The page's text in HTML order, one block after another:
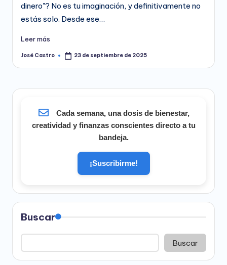
dinero"? No es tu imaginación, y definitivamente no
estás solo. Desde ese…
Leer más
Publicado
José Castro 23 de septiembre de 2025
Cada semana, una dosis de bienestar,
creatividad y finanzas conscientes directo a tu
bandeja.
¡Suscribirme!
Buscar
Buscar